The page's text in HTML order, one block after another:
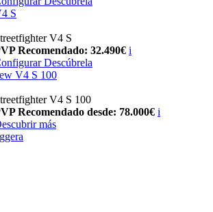
S
V4 S
Recomendado: 32.490€ i
Descúbrela
V4 S 100
V4 S 100
Recomendado desde: 78.000€ i
más